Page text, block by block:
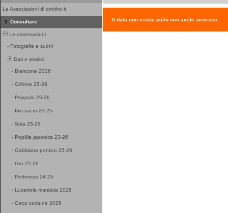
Le Associazioni di ornitho.it
Consultare
Le osservazioni
- Fotografie e suoni
Dati e analisi
- Biancone 2026
- Grifone 25-26
- Peppola 25-26
- Ibis sacro 23-25
- Sula 25-26
- Popillia japonica 23-26
- Gabbiano pontico 25-26
- Gru 25-26
- Pettirosso 24-25
- Lucertola muraiola 2026
- Geco comune 2026
Il dato non esiste più/o non avete accesso.